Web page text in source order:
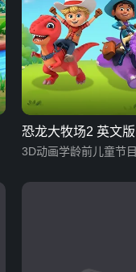
恐龙大牧场2 英文版
3D动画学龄前儿童节目